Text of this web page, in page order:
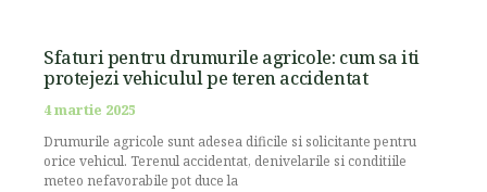
Sfaturi pentru drumurile agricole: cum sa iti
protejezi vehiculul pe teren accidentat
4 martie 2025
Drumurile agricole sunt adesea dificile si solicitante pentru
orice vehicul. Terenul accidentat, denivelarile si conditiile
meteo nefavorabile pot duce la